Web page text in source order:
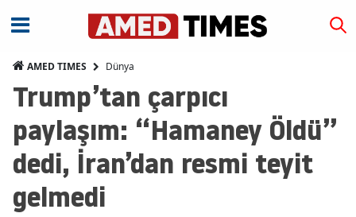
AMED TIMES Dünya
Trump’tan çarpıcı
paylaşım: “Hamaney Öldü”
dedi, İran’dan resmi teyit
gelmedi